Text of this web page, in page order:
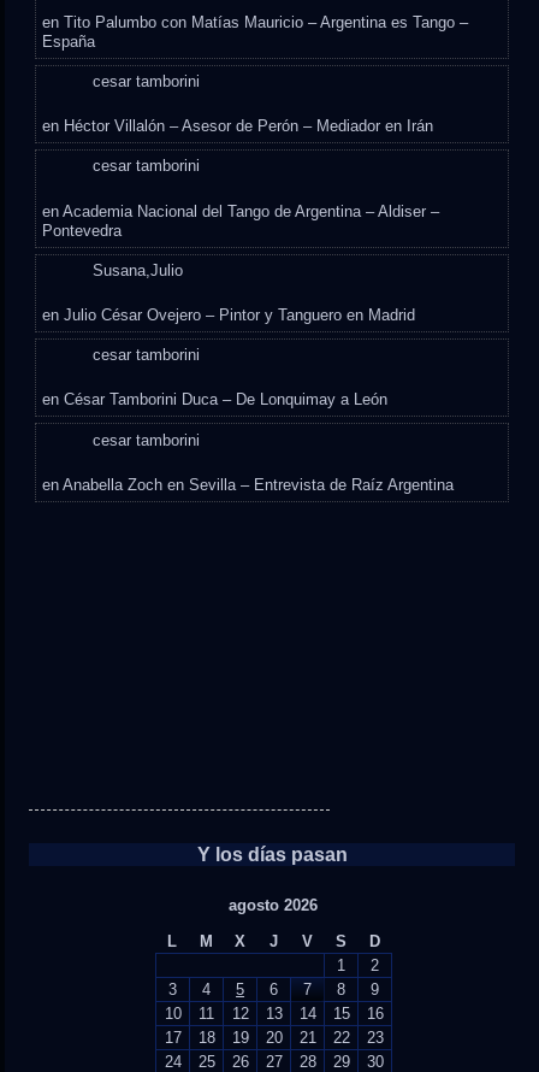
enTito Palumbo con Matías Mauricio – Argentina es Tango –
España
cesar tamborini
en Héctor Villalón – Asesor de Perón – Mediador en Irán
cesar tamborini
enAcademia Nacional del Tango de Argentina – Aldiser –
Pontevedra
Susana,Julio
enJulio César Ovejero – Pintor y Tanguero en Madrid
cesar tamborini
enCésar Tamborini Duca – De Lonquimay a León
cesar tamborini
enAnabella Zoch en Sevilla – Entrevista de Raíz Argentina
Y los días pasan
agosto 2026
L
M X J V S
D
1
2
3
4 5 6 7 8
9
10
11 12 13 14 15
16
17
18 19 20 21 22
23
24
25 26 27 28 29
30